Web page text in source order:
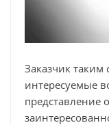
Заказчик таким
интересуемые
представление